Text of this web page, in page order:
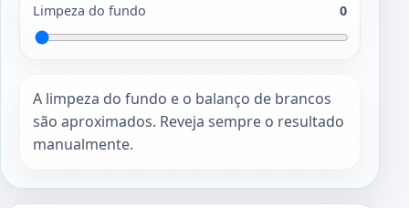
Limpeza do fundo 0
A limpeza do fundo e o balanço de brancos
são aproximados. Reveja sempre o resultado
manualmente.